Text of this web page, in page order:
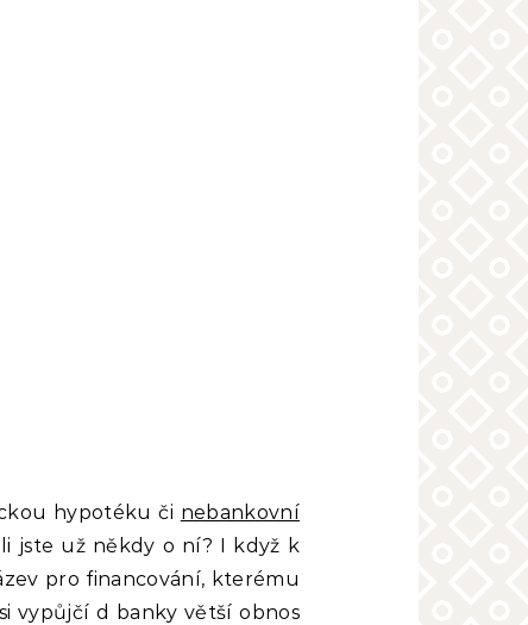
hypotéku či nebankovní
jste už někdy o ní? I když k
pro financování, kterému
vypůjčí d banky větší obnos